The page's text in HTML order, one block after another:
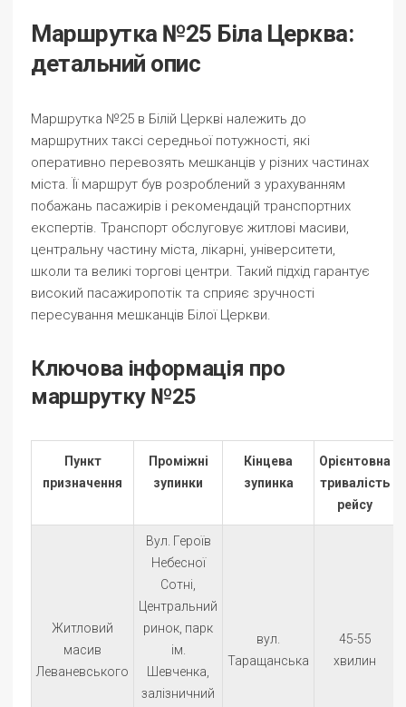
Маршрутка №25 Біла Церква:
детальний опис
Маршрутка №25 в Білій Церкві належить до
маршрутних таксі середньої потужності, які
оперативно перевозять мешканців у різних частинах
міста. Її маршрут був розроблений з урахуванням
побажань пасажирів і рекомендацій транспортних
експертів. Транспорт обслуговує житлові масиви,
центральну частину міста, лікарні, університети,
школи та великі торгові центри. Такий підхід гарантує
високий пасажиропотік та сприяє зручності
пересування мешканців Білої Церкви.
Ключова інформація про
маршрутку №25
Пункт
призначення
Проміжні
зупинки
Кінцева
зупинка
Орієнтовна
тривалість
рейсу
Житловий
масив
Леваневського
Вул. Героїв
Небесної
Сотні,
Центральний
ринок, парк
ім.
Шевченка,
залізничний
вул.
Таращанська
45-55
хвилин